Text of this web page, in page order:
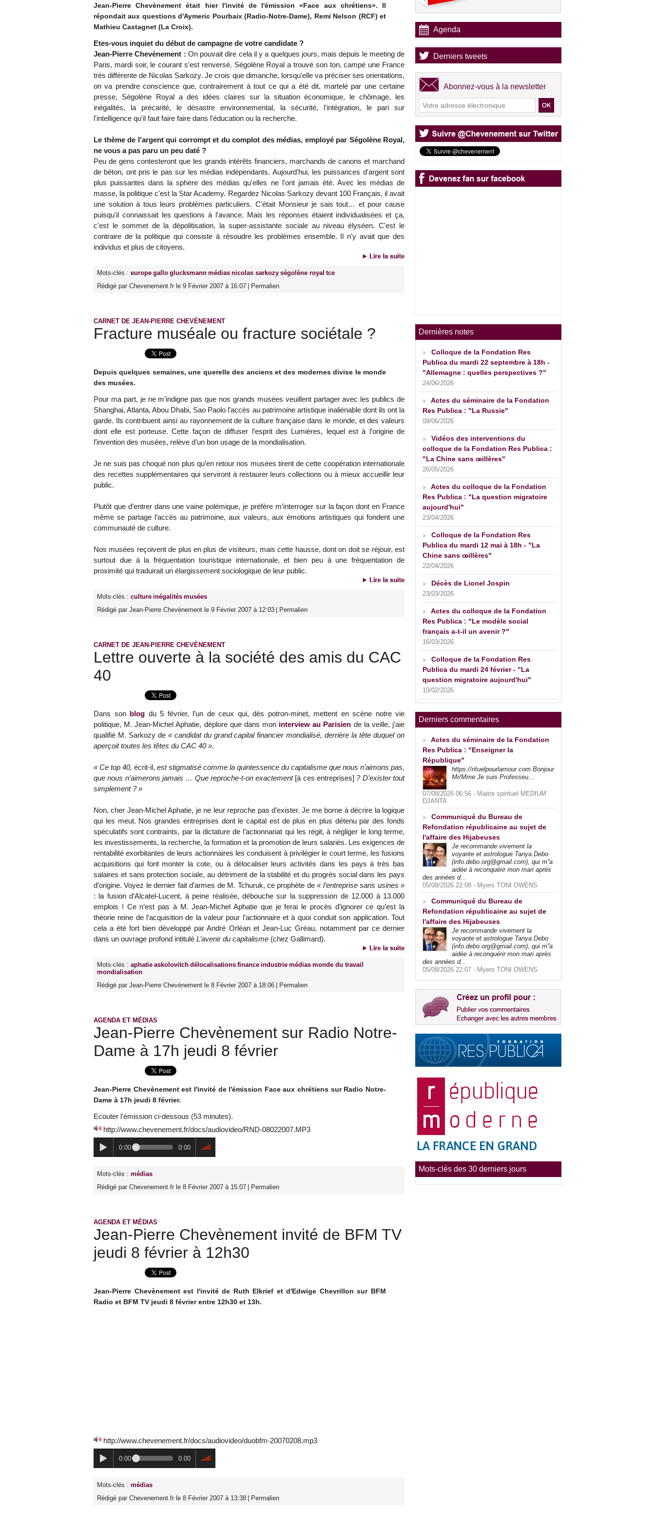
Jean-Pierre Chevènement était hier l'invité de l'émission «Face aux chrétiens». Il
répondait aux questions d'Aymeric Pourbaix (Radio-Notre-Dame), Remi Nelson (RCF) et
Mathieu Castagnet (La Croix).
Etes-vous inquiet du début de campagne de votre candidate ?
Jean-Pierre Chevènement : On pouvait dire cela il y a quelques jours, mais depuis le meeting de
Paris, mardi soir, le courant s'est renversé. Ségolène Royal a trouvé son ton, campé une France
très différente de Nicolas Sarkozy. Je crois que dimanche, lorsqu'elle va préciser ses orientations,
on va prendre conscience que, contrairement à tout ce qui a été dit, martelé par une certaine
presse, Ségolène Royal a des idées claires sur la situation économique, le chômage, les
inégalités, la précarité, le désastre environnemental, la sécurité, l'intégration, le pari sur
l'intelligence qu'il faut faire faire dans l'éducation ou la recherche.
Le thème de l'argent qui corrompt et du complot des médias, employé par Ségolène Royal,
ne vous a pas paru un peu daté ?
Peu de gens contesteront que les grands intérêts financiers, marchands de canons et marchand
de béton, ont pris le pas sur les médias indépendants. Aujourd'hui, les puissances d'argent sont
plus puissantes dans la sphère des médias qu'elles ne l'ont jamais été. Avec les médias de
masse, la politique c'est la Star Academy. Regardez Nicolas Sarkozy devant 100 Français, il avait
une solution à tous leurs problèmes particuliers. C'était Monsieur je sais tout… et pour cause
puisqu'il connaissait les questions à l'avance. Mais les réponses étaient individualisées et ça,
c'est le sommet de la dépolitisation, la super-assistante sociale au niveau élyséen. C'est le
contraire de la politique qui consiste à résoudre les problèmes ensemble. Il n'y avait que des
individus et plus de citoyens.
Mots-clés : europe gallo glucksmann médias nicolas sarkozy ségolène royal tce
Rédigé par Chevenement.fr le 9 Février 2007 à 16:07
Permalien
CARNET DE JEAN-PIERRE CHEVÈNEMENT
Fracture muséale ou fracture sociétale ?
Depuis quelques semaines, une querelle des anciens et des modernes divise le monde
des musées.
Pour ma part, je ne m’indigne pas que nos grands musées veuillent partager avec les publics de
Shanghai, Atlanta, Abou Dhabi, Sao Paolo l’accès au patrimoine artistique inaliénable dont ils ont la
garde. Ils contribuent ainsi au rayonnement de la culture française dans le monde, et des valeurs
dont elle est porteuse. Cette façon de diffuser l’esprit des Lumières, lequel est à l’origine de
l’invention des musées, relève d’un bon usage de la mondialisation.
Je ne suis pas choqué non plus qu’en retour nos musées tirent de cette coopération internationale
des recettes supplémentaires qui serviront à restaurer leurs collections ou à mieux accueillir leur
public.
Plutôt que d’entrer dans une vaine polémique, je préfère m’interroger sur la façon dont en France
même se partage l’accès au patrimoine, aux valeurs, aux émotions artistiques qui fondent une
communauté de culture.
Nos musées reçoivent de plus en plus de visiteurs, mais cette hausse, dont on doit se réjouir, est
surtout due à la fréquentation touristique internationale, et bien peu à une fréquentation de
proximité qui traduirait un élargissement sociologique de leur public.
Mots-clés : culture inégalités musées
Rédigé par Jean-Pierre Chevènement le 9 Février 2007 à 12:03
Permalien
CARNET DE JEAN-PIERRE CHEVÈNEMENT
Lettre ouverte à la société des amis du CAC
40
Dans son blog du 5 février, l’un de ceux qui, dès potron-minet, mettent en scène notre vie
politique, M. Jean-Michel Aphatie, déplore que dans mon interview au Parisien de la veille, j’aie
qualifié M. Sarkozy de « candidat du grand capital financier mondialisé, derrière la tête duquel on
aperçoit toutes les têtes du CAC 40 ».
« Ce top 40, écrit-il, est stigmatisé comme la quintessence du capitalisme que nous n’aimons pas,
que nous n’aimerons jamais … Que reproche-t-on exactement[à ces entreprises] ? D’exister tout
simplement ? »
Non, cher Jean-Michel Aphatie, je ne leur reproche pas d’exister. Je me borne à décrire la logique
qui les meut. Nos grandes entreprises dont le capital est de plus en plus détenu par des fonds
spéculatifs sont contraints, par la dictature de l’actionnariat qui les régit, à négliger le long terme,
les investissements, la recherche, la formation et la promotion de leurs salariés. Les exigences de
rentabilité exorbitantes de leurs actionnaires les conduisent à privilégier le court terme, les fusions
acquisitions qui font monter la cote, ou à délocaliser leurs activités dans les pays à très bas
salaires et sans protection sociale, au détriment de la stabilité et du progrès social dans les pays
d’origine. Voyez le dernier fait d’armes de M. Tchuruk, ce prophète de« l’entreprise sans usines »
: la fusion d’Alcatel-Lucent, à peine réalisée, débouche sur la suppression de 12.000 à 13.000
emplois ! Ce n’est pas à M. Jean-Michel Aphatie que je ferai le procès d’ignorer ce qu’est la
théorie reine de l’acquisition de la valeur pour l’actionnaire et à quoi conduit son application. Tout
cela a été fort bien développé par André Orléan et Jean-Luc Gréau, notamment par ce dernier
dans un ouvrage profond intitulé L’avenir du capitalisme (chez Gallimard).
Mots-clés : aphatie askolovitch délocalisations finance industrie médias monde du travail
mondialisation
Rédigé par Jean-Pierre Chevènement le 8 Février 2007 à 18:06
Permalien
AGENDA ET MÉDIAS
Jean-Pierre Chevènement sur Radio Notre-
Dame à 17h jeudi 8 février
Jean-Pierre Chevènement est l'invité de l'émission Face aux chrétiens sur Radio Notre-
Dame à 17h jeudi 8 février.
Ecouter l'émission ci-dessous (53 minutes).
http://www.chevenement.fr/docs/audiovideo/RND-08022007.MP3
0:00 0:00
Mots-clés : médias
Rédigé par Chevenement.fr le 8 Février 2007 à 15:07
Permalien
AGENDA ET MÉDIAS
Jean-Pierre Chevènement invité de BFM TV
jeudi 8 février à 12h30
Jean-Pierre Chevènement est l'invité de Ruth Elkrief et d'Edwige Chevrillon sur BFM
Radio et BFM TV jeudi 8 février entre 12h30 et 13h.
http://www.chevenement.fr/docs/audiovideo/duobfm-20070208.mp3
0:00 0:00
Mots-clés : médias
Rédigé par Chevenement.fr le 8 Février 2007 à 13:38
Permalien
Agenda
Derniers tweets
Abonnez-vous à la newsletter
Dernières notes
Colloque de la Fondation Res
Publica du mardi 22 septembre à 18h -
"Allemagne : quelles perspectives ?"
24/06/2026
Actes du séminaire de la Fondation
Res Publica : "La Russie"
09/06/2026
Vidéos des interventions du
colloque de la Fondation Res Publica :
"La Chine sans œillères"
26/05/2026
Actes du colloque de la Fondation
Res Publica : "La question migratoire
aujourd'hui"
23/04/2026
Colloque de la Fondation Res
Publica du mardi 12 mai à 18h - "La
Chine sans œillères"
22/04/2026
Décès de Lionel Jospin
23/03/2026
Actes du colloque de la Fondation
Res Publica : "Le modèle social
français a-t-il un avenir ?"
16/03/2026
Colloque de la Fondation Res
Publica du mardi 24 février - "La
question migratoire aujourd'hui"
10/02/2026
Derniers commentaires
Actes du séminaire de la Fondation
Res Publica : "Enseigner la
République"
https://rituelpourlamour.com Bonjour
Mr/Mme Je suis Professeu...
07/08/2026 06:56 - Maitre spirituel MEDIUM
DJANTA
Communiqué du Bureau de
Refondation républicaine au sujet de
l'affaire des Hijabeuses
Je recommande vivement la
voyante et astrologue Tanya Debo
(info.debo.org@gmail.com), qui m''a
aidée à reconquérir mon mari après
des années d...
05/08/2026 22:08 - Myers TONI OWENS
Communiqué du Bureau de
Refondation républicaine au sujet de
l'affaire des Hijabeuses
Je recommande vivement la
voyante et astrologue Tanya Debo
(info.debo.org@gmail.com), qui m''a
aidée à reconquérir mon mari après
des années d...
05/08/2026 22:07 - Myers TONI OWENS
Mots-clés des 30 derniers jours